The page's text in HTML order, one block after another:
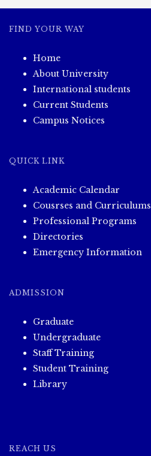
FIND YOUR WAY
Home
About University
International students
Current Students
Campus Notices
QUICK LINK
Academic Calendar
Cousrses and Curriculums
Professional Programs
Directories
Emergency Information
ADMISSION
Graduate
Undergraduate
Staff Training
Student Training
Library
REACH US